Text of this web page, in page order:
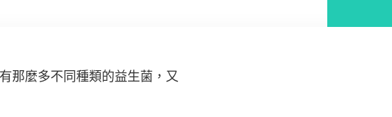
那麼多不同種類的益生菌，又